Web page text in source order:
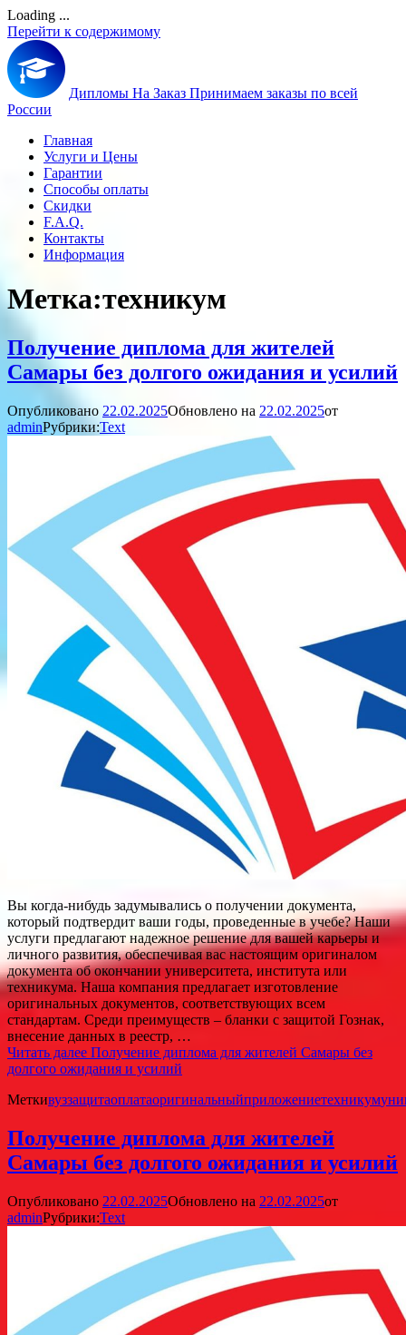
Loading ...
Перейти к содержимому
Дипломы На Заказ Принимаем заказы по всей
России
Главная
Услуги и Цены
Гарантии
Способы оплаты
Скидки
F.A.Q.
Контакты
Информация
Метка:техникум
Получение диплома для жителей
Самары без долгого ожидания и усилий
Опубликовано 22.02.2025Обновлено на 22.02.2025от
adminРубрики:Text
Вы когда-нибудь задумывались о получении документа,
который подтвердит ваши годы, проведенные в учебе? Наши
услуги предлагают надежное решение для вашей карьеры и
личного развития, обеспечивая вас настоящим оригиналом
документа об окончании университета, института или
техникума. Наша компания предлагает изготовление
оригинальных документов, соответствующих всем
стандартам. Среди преимуществ – бланки с защитой Гознак,
внесение данных в реестр, …
Читать далее Получение диплома для жителей Самары без
долгого ожидания и усилий
Меткивуззащитаоплатаоригинальныйприложениетехникум
Получение диплома для жителей
Самары без долгого ожидания и усилий
Опубликовано 22.02.2025Обновлено на 22.02.2025от
adminРубрики:Text